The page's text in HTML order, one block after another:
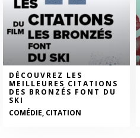
DÉCOUVREZ LES
MEILLEURES CITATIONS
DES BRONZÉS FONT DU
SKI
COMÉDIE, CITATION